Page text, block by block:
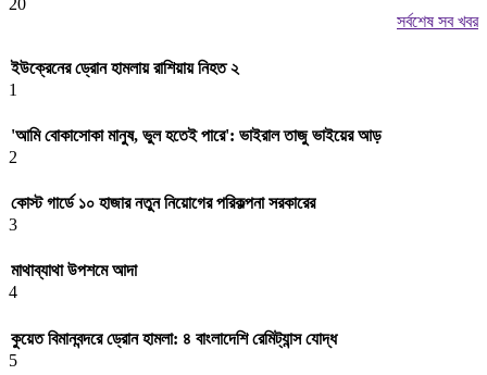
20
সর্বশেষ সব খবর
ইউক্রেনের ড্রোন হামলায় রাশিয়ায় নিহত ২
1
'আমি বোকাসোকা মানুষ, ভুল হতেই পারে': ভাইরাল তাজু ভাইয়ের আড়
2
কোস্ট গার্ডে ১০ হাজার নতুন নিয়োগের পরিকল্পনা সরকারের
3
মাথাব্যাথা উপশমে আদা
4
কুয়েত বিমানবন্দরে ড্রোন হামলা: ৪ বাংলাদেশি রেমিট্যান্স যোদ্ধ
5